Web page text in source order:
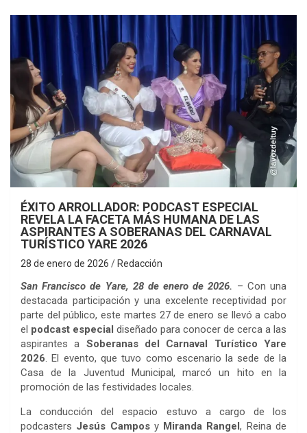
ÉXITO ARROLLADOR: PODCAST ESPECIAL
REVELA LA FACETA MÁS HUMANA DE LAS
ASPIRANTES A SOBERANAS DEL CARNAVAL
TURÍSTICO YARE 2026
28 de enero de 2026 Redacción
San Francisco de Yare, 28 de enero de 2026. – Con una
destacada participación y una excelente receptividad por
parte del público, este martes 27 de enero se llevó a cabo
el podcast especial diseñado para conocer de cerca a las
aspirantes a Soberanas del Carnaval Turístico Yare
2026 . El evento, que tuvo como escenario la sede de la
Casa de la Juventud Municipal, marcó un hito en la
promoción de las festividades locales.
La conducción del espacio estuvo a cargo de los
podcasters Jesús Camposy Miranda Rangel, Reina de